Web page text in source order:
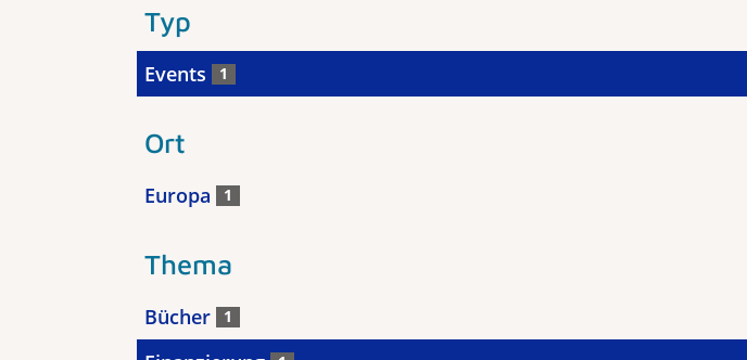
Typ
Events 1
Ort
Europa 1
Thema
Bücher 1